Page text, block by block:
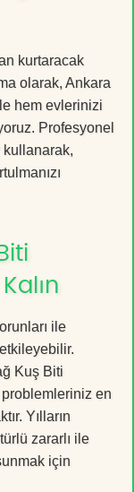
kurtaracak
olarak, Ankara
hem evlerinizi
Profesyonel
ile
Kuş Biti
en
Yılların
zararlı ile
için